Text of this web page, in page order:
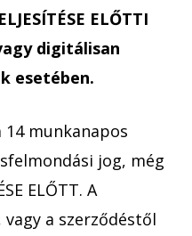
ELŐTTI
digitálisan
esetében.
munkanapos
jog, még
ELŐTT. A
a szerződéstől